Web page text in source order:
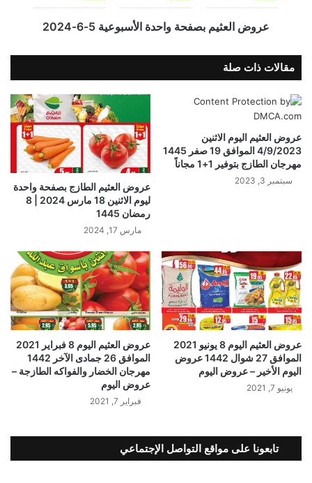
عروض العثيم بصفحة واحدة الأسبوعية 5-6-2024
مقالات ذات صلة
عروض العثيم اليوم الاثنين
4/9/2023 الموافق 19 صفر 1445
مهرجان الطازج بتوفير 1+1 مجاناً
سبتمبر 3, 2023
عروض العثيم الطازج بصفحة واحدة
ليوم الاثنين 18 مارس 2024 | 8
رمضان 1445
مارس 17, 2024
عروض العثيم اليوم 8 يونيو 2021
الموافق 27 شوال 1442 عروض
اليوم الأخير – عروض اليوم
يونيو 7, 2021
عروض العثيم اليوم 8 فبراير 2021
الموافق 26 جمادى الآخر 1442
مهرجان الخضار والفواكه الطازجة –
عروض اليوم
فبراير 7, 2021
تابعونا على مواقع التواصل الإجتماعي